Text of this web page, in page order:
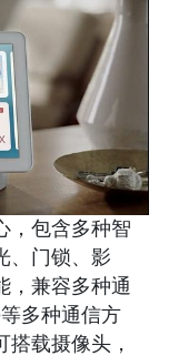
，包含多种智
、门锁、影
，兼容多种通
多种通信方
载摄像头，